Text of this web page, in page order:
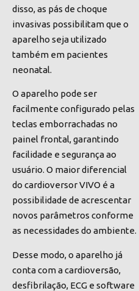
disso, as pás de choque
invasivas possibilitam que o
aparelho seja utilizado
também em pacientes
neonatal.
O aparelho pode ser
facilmente configurado pelas
teclas emborrachadas no
painel frontal, garantindo
facilidade e segurança ao
usuário. O maior diferencial
do cardioversor VIVO é a
possibilidade de acrescentar
novos parâmetros conforme
as necessidades do ambiente.
Desse modo, o aparelho já
conta com a cardioversão,
desfibrilação, ECG e software